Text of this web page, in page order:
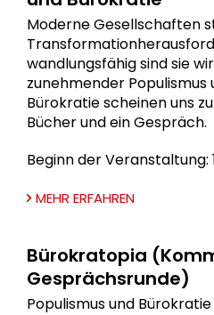
Moderne Gesellschaften
wandlungsfähig sind sie
zunehmender Populismus
Bürokratie scheinen uns
Bücher und ein Gespräch.
Beginn der Veranstaltung:
MEHR ERFAHREN
Bürokratopia
Gesprächsrunde)
Populismus und